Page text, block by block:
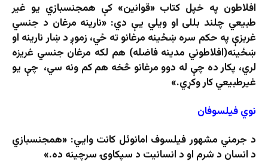
افلاطون په خپل کتاب «قوانین» کې همجنسبازي یو غیر
طبیعي چلند بللی او ویلي یې دي: «نارینه مرغان د جنسي
غریزې په حکم سره ښځینه مرغانو ته ځي، زموږ د ښار نارینه او
ښځینه(افلاطوني مدینه فاضله) هم لکه مرغان جنسي غریزه
لري، پکار ده چې له دوو مرغانو څخه هم کم ونه سي، چې یو
غیرطبیعي کار وکړي.»
نوي فیلسوفان
د جرمني مشهور فیلسوف امانوئل کانت وايي: «همجنسبازي
د انسان د شرم او د انسانیت د سپکاوۍ سرچینه ده.»